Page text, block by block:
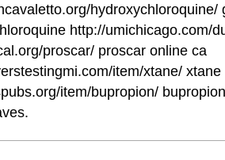
hydroxychloroquine/
http://umichicago.com/
proscar/ proscar online ca
item/xtane/ xtane
item/bupropion/